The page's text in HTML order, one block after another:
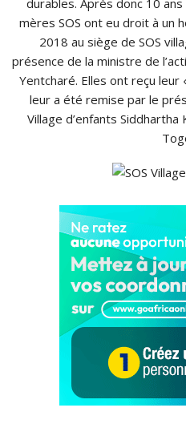
durables. Après donc 10
mères SOS ont eu droit à un
2018 au siège de SOS
présence de la ministre de
Yentcharé. Elles ont reçu leur
leur a été remise par le
Village d’enfants Siddhartha